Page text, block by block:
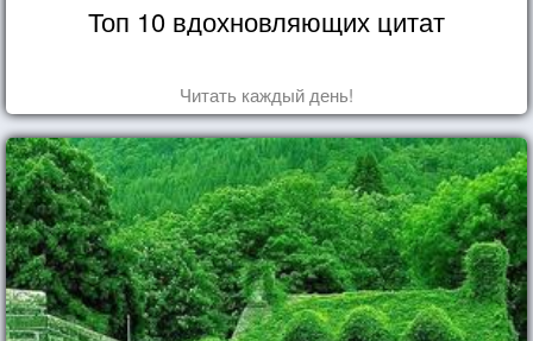
Топ 10 вдохновляющих цитат
Читать каждый день!